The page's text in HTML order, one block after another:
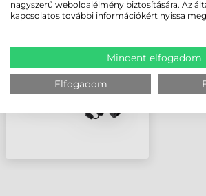
ES (CSOMAG A
TÁPEGYSÉGET ÉS
TARTALMAZZA, DE AZ
ADATKÁBELT NEM)
nagyszerű weboldalélmény biztosítására. Az
kapcsolatos további információkért nyissa
Mindent elfogadom
Elfogadom